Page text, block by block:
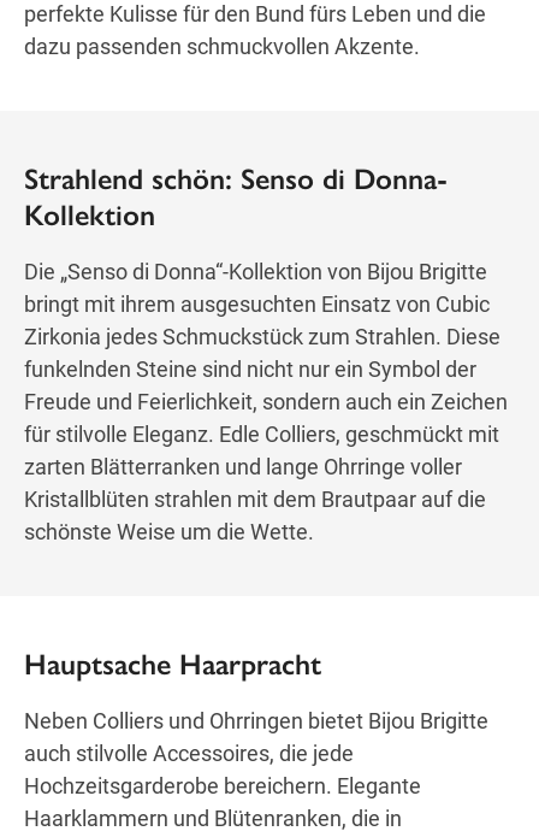
perfekte Kulisse für den Bund fürs Leben und die
dazu passenden schmuckvollen Akzente.
Strahlend schön: Senso di Donna-
Kollektion
Die „Senso di Donna“-Kollektion von Bijou Brigitte
bringt mit ihrem ausgesuchten Einsatz von Cubic
Zirkonia jedes Schmuckstück zum Strahlen. Diese
funkelnden Steine sind nicht nur ein Symbol der
Freude und Feierlichkeit, sondern auch ein Zeichen
für stilvolle Eleganz. Edle Colliers, geschmückt mit
zarten Blätterranken und lange Ohrringe voller
Kristallblüten strahlen mit dem Brautpaar auf die
schönste Weise um die Wette.
Hauptsache Haarpracht
Neben Colliers und Ohrringen bietet Bijou Brigitte
auch stilvolle Accessoires, die jede
Hochzeitsgarderobe bereichern. Elegante
Haarklammern und Blütenranken, die in